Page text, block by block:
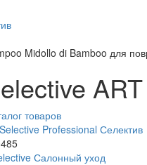
Midollo di Bamboo для
товаров
Selective Professional Селектив
Салонный уход